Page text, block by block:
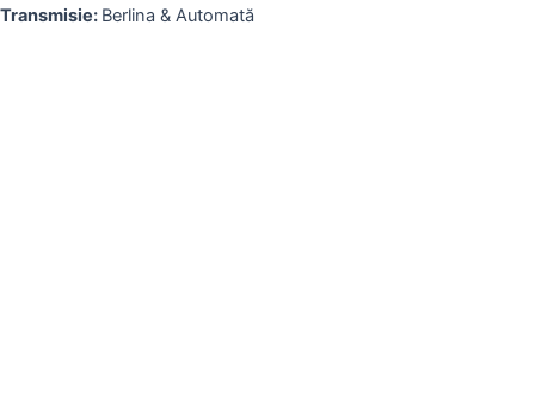
Transmisie: Berlina & Automată